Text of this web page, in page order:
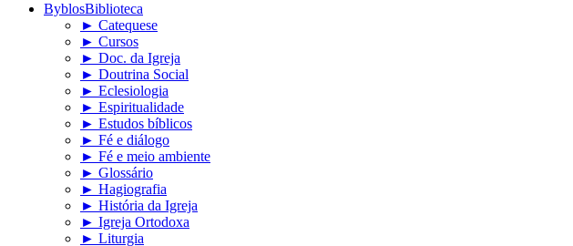
ByblosBiblioteca
► Catequese
► Cursos
► Doc. da Igreja
► Doutrina Social
► Eclesiologia
► Espiritualidade
► Estudos bíblicos
► Fé e diálogo
► Fé e meio ambiente
► Glossário
► Hagiografia
► História da Igreja
► Igreja Ortodoxa
► Liturgia